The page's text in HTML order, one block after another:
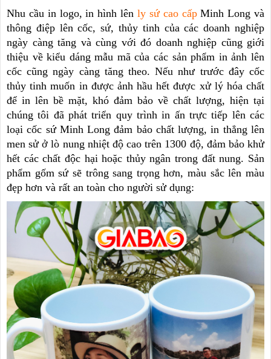
Nhu cầu in logo, in hình lênly sứ cao cấpMinh Long và
thông điệp lên cốc, sứ, thủy tinh của các doanh nghiệp
ngày càng tăng và cùng với đó doanh nghiệp cũng giới
thiệu về kiểu dáng mẫu mã của các sản phẩm in ảnh lên
cốc cũng ngày càng tăng theo. Nếu như trước đây cốc
thủy tinh muốn in được ảnh hầu hết được xử lý hóa chất
để in lên bề mặt, khó đảm bảo về chất lượng, hiện tại
chúng tôi đã phát triển quy trình in ấn trực tiếp lên các
loại cốc sứ Minh Long đảm bảo chất lượng, in thẳng lên
men sử ở lò nung nhiệt độ cao trên 1300 độ, đảm bảo khử
hết các chất độc hại hoặc thủy ngân trong đất nung. Sản
phẩm gốm sứ sẽ trông sang trọng hơn, màu sắc lên màu
đẹp hơn và rất an toàn cho người sử dụng: